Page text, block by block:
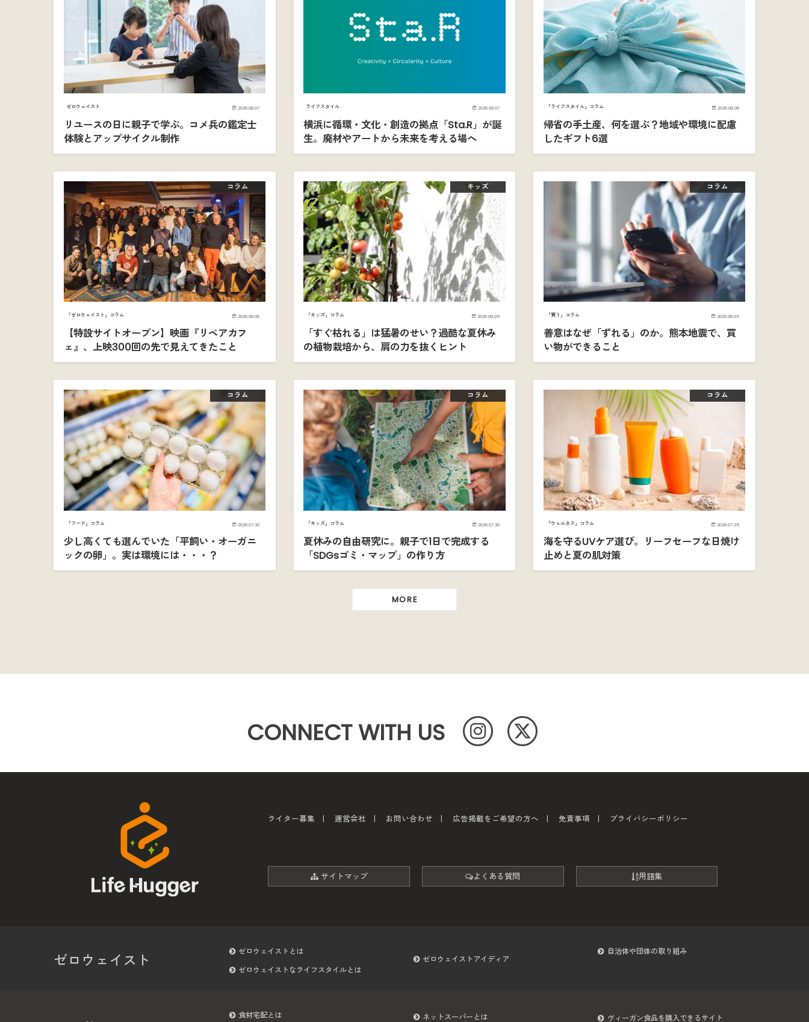
ゼロウェイスト 2026.08.07
リユースの日に親子で学ぶ。コメ兵の鑑定士
体験とアップサイクル制作
ライフスタイル 2026.08.07
横浜に循環・文化・創造の拠点「Sta.R」が誕
生。廃材やアートから未来を考える場へ
「ライフスタイル」コラム 2026.08.06
帰省の手土産、何を選ぶ？地域や環境に配慮
したギフト6選
コラム
「ゼロウェイスト」コラム 2026.08.06
【特設サイトオープン】映画『リペアカフ
ェ』、上映300回の先で見えてきたこと
キッズ
「キッズ」コラム 2026.08.05
「すぐ枯れる」は猛暑のせい？過酷な夏休み
の植物栽培から、肩の力を抜くヒント
コラム
「買う」コラム 2026.08.05
善意はなぜ「ずれる」のか。熊本地震で、買
い物ができること
コラム
「フード」コラム 2026.07.30
少し高くても選んでいた「平飼い・オーガニ
ックの卵」。実は環境には・・・？
コラム
「キッズ」コラム 2026.07.30
夏休みの自由研究に。親子で1日で完成する
「SDGsゴミ・マップ」の作り方
コラム
「ウェルネス」コラム 2026.07.25
海を守るUVケア選び。リーフセーフな日焼け
止めと夏の肌対策
MORE
CONNECT WITH US
ライター募集 運営会社 お問い合わせ 広告掲載をご希望の方へ 免責事項 プライバシーポリシー
サイトマップ よくある質問 用語集
ゼロウェイスト
ゼロウェイストとは
ゼロウェイストなライフスタイルとは
ゼロウェイストアイディア
自治体や団体の取り組み
食材宅配とは ネットスーパーとは ヴィーガン食品を購入できるサイト